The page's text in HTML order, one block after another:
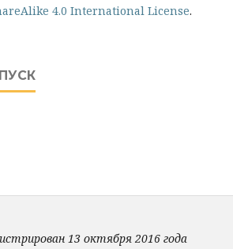
4.0 International License.
13 октября 2016 года